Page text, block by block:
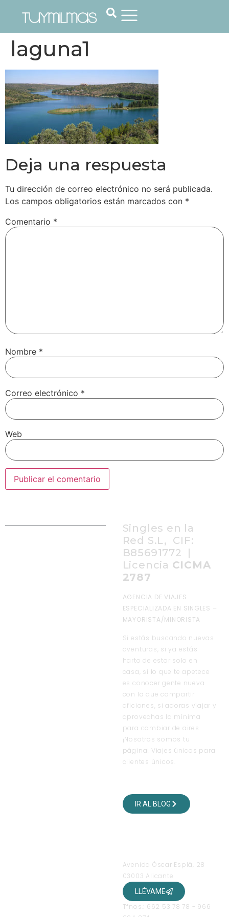
laguna1
Deja una respuesta
Tu dirección de correo electrónico no será publicada.
Los campos obligatorios están marcados con *
Comentario *
Nombre *
Correo electrónico *
Web
Singles en la
Red S.L, CIF:
B85691772 |
Licencia CICMA
2787
AGENCIA DE VIAJES
ESPECIALIZADA EN SINGLES –
MAYORISTA/MINORISTA
Si estás buscando nuevas
aventuras, si ya estás
harto de estar solo en
casa, si lo que te apetece
es conocer gente nueva
con la que compartir
aficiones, si adoras viajar y
aprovechas la mínima
para cambiar de aires
¡Nosotros somos tu
página! Viajes únicos para
clientes únicos.
IR AL BLOG
Avenida Óscar Esplá, 28
03003 Alicante
LLÉVAME
Tfnos.: 662 53 78 78 - 966